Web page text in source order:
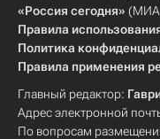
«Россия сегодня» (МИА
Правила
Политика
Правила применения
Главный редактор:
Адрес электронной
По вопросам